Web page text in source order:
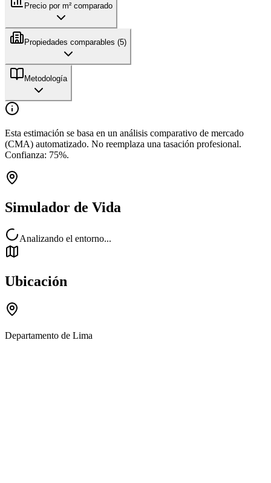
Precio por m² comparado
Propiedades comparables (5)
Metodología
Esta estimación se basa en un análisis comparativo de mercado
(CMA) automatizado. No reemplaza una tasación profesional.
Confianza: 75%.
Simulador de Vida
Analizando el entorno...
Ubicación
Departamento de Lima